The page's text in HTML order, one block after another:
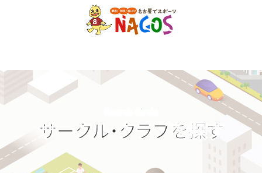
サークル・クラブを探す
Search Circle